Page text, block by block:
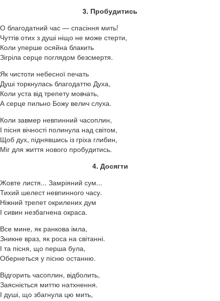
3. Пробудитись
О благодатний час — спасіння мить!
Чуттів отих з душі ніщо не може стерти,
Коли уперше осяйна блакить
Зігріла серце поглядом безсмертя.
Як чистоти небесної печать
Душі торкнулась благодаттю Духа,
Коли уста від трепету мовчать,
А серце пильно Божу велич слуха.
Коли завмер невпинний часоплин,
І пісня вічності полинула над світом,
Щоб дух, піднявшись із гріха глибин,
Міг для життя нового пробудитись.
4. Досягти
Жовте листя... Замріяний сум...
Тихий шелест невпинного часу.
Ніжний трепет окрилених дум
І сивин незбагнена окраса.
Все мине, як ранкова імла,
Зникне враз, як роса на світанні.
І та пісня, що перша була,
Обернеться у пісню останню.
Відгорить часоплин, відболить,
Заясніється миттю натхнення.
І душі, що збагнула цю мить,